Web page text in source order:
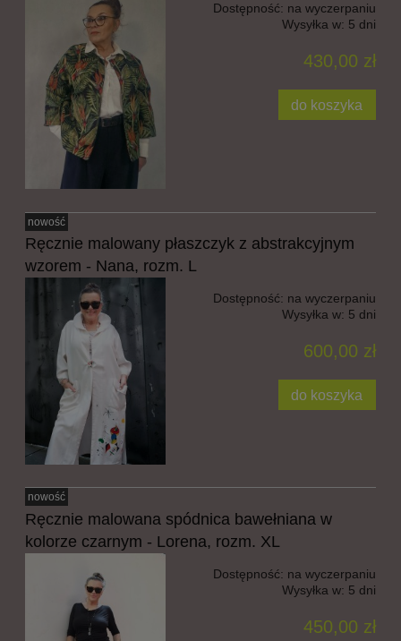
Dostępność: na wyczerpaniu
Wysyłka w: 5 dni
430,00 zł
do koszyka
Ręcznie malowany płaszczyk z abstrakcyjnym
wzorem - Nana, rozm. L
Dostępność: na wyczerpaniu
Wysyłka w: 5 dni
600,00 zł
do koszyka
nowość
Ręcznie malowana spódnica bawełniana w
kolorze czarnym - Lorena, rozm. XL
Dostępność: na wyczerpaniu
Wysyłka w: 5 dni
450,00 zł
nowość